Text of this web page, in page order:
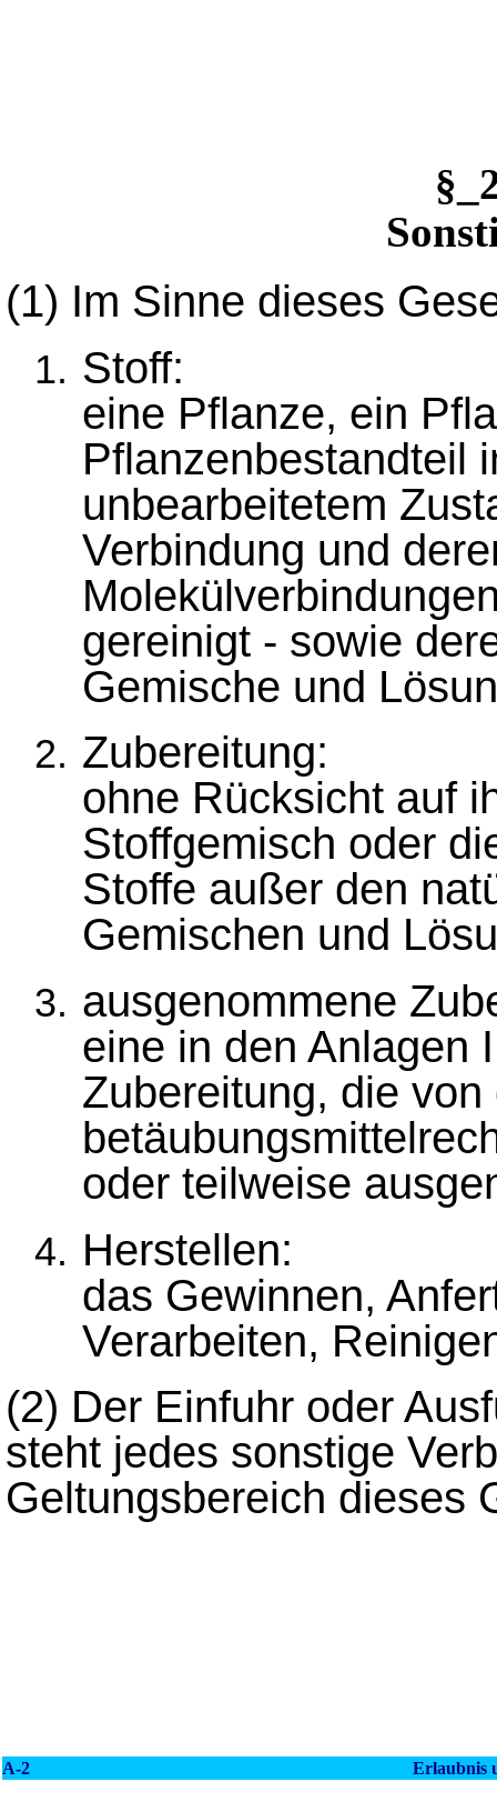
(1) Im Sinne dieses
Stoff:
eine Pflanze, ein
Pflanzenbestandteil
unbearbeitetem
Verbindung und
gereinigt - sowie
Gemische und
Zubereitung:
ohne Rücksicht auf
Stoffgemisch oder
Stoffe außer den
Gemischen und
ausgenommene
eine in den Anlagen
Zubereitung, die von
oder teilweise
Herstellen:
das Gewinnen,
Verarbeiten,
(2) Der Einfuhr oder
steht jedes sonstige
Geltungsbereich dieses
A-2 Erlaubnis